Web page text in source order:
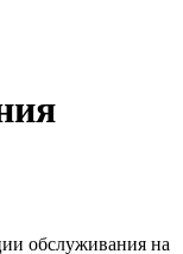
обслуживания на